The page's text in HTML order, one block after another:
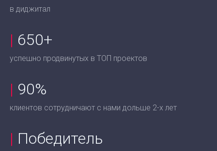
в диджитал
| 650+
успешно продвинутых в ТОП проектов
| 90%
клиентов сотрудничают с нами дольше 2-х лет
| Победитель